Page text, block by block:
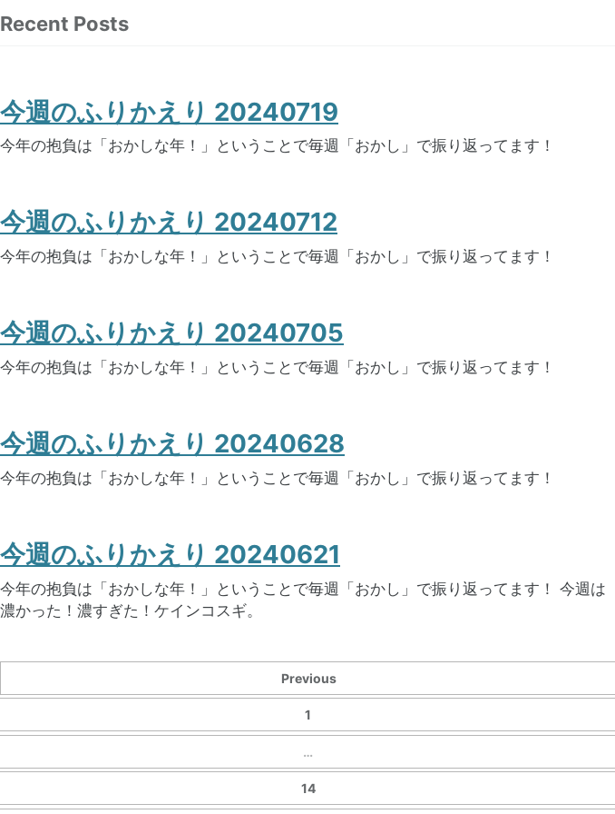
Recent Posts
今週のふりかえり 20240719
今年の抱負は「おかしな年！」ということで毎週「おかし」で振り返ってます！
今週のふりかえり 20240712
今年の抱負は「おかしな年！」ということで毎週「おかし」で振り返ってます！
今週のふりかえり 20240705
今年の抱負は「おかしな年！」ということで毎週「おかし」で振り返ってます！
今週のふりかえり 20240628
今年の抱負は「おかしな年！」ということで毎週「おかし」で振り返ってます！
今週のふりかえり 20240621
今年の抱負は「おかしな年！」ということで毎週「おかし」で振り返ってます！ 今週は
濃かった！濃すぎた！ケインコスギ。
Previous
1
…
14